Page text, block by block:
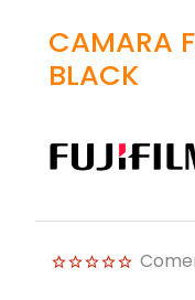
CAMARA
BLACK